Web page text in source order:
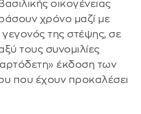
οικογένειας
χρόνο μαζί με
γεγονός της στέψης, σε
τους συνομιλίες
έκδοση των
που έχουν προκαλέσει